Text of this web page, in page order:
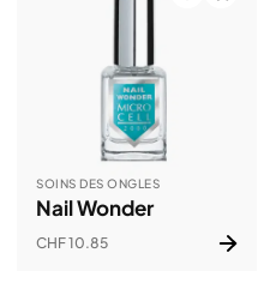
SOINS DES ONGLES
Nail Wonder
CHF 10.85